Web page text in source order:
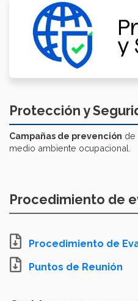
Protección y
Campañas de prevención de
medio ambiente ocupacional.
Procedimiento de
Procedimiento de
Puntos de Reunión